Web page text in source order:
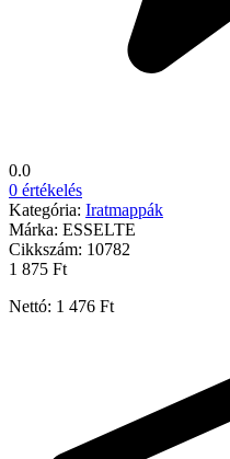
0.0
0 értékelés
Kategória: Iratmappák
Márka: ESSELTE
Cikkszám: 10782
1 875 Ft
Nettó: 1 476 Ft